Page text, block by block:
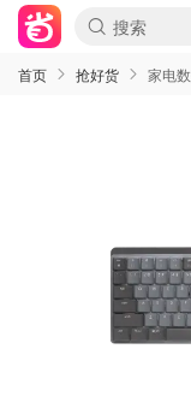
首页 抢好货 家电